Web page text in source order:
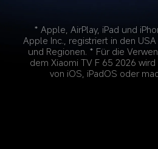
* Apple, AirPlay, iPad und
Apple Inc., registriert in den
und Regionen. * Für die
dem Xiaomi TV F 65 2026
von iOS, iPadOS oder